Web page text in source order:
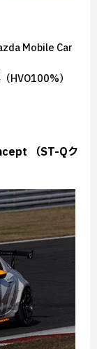
Mobile Car
）
（ST-Qク